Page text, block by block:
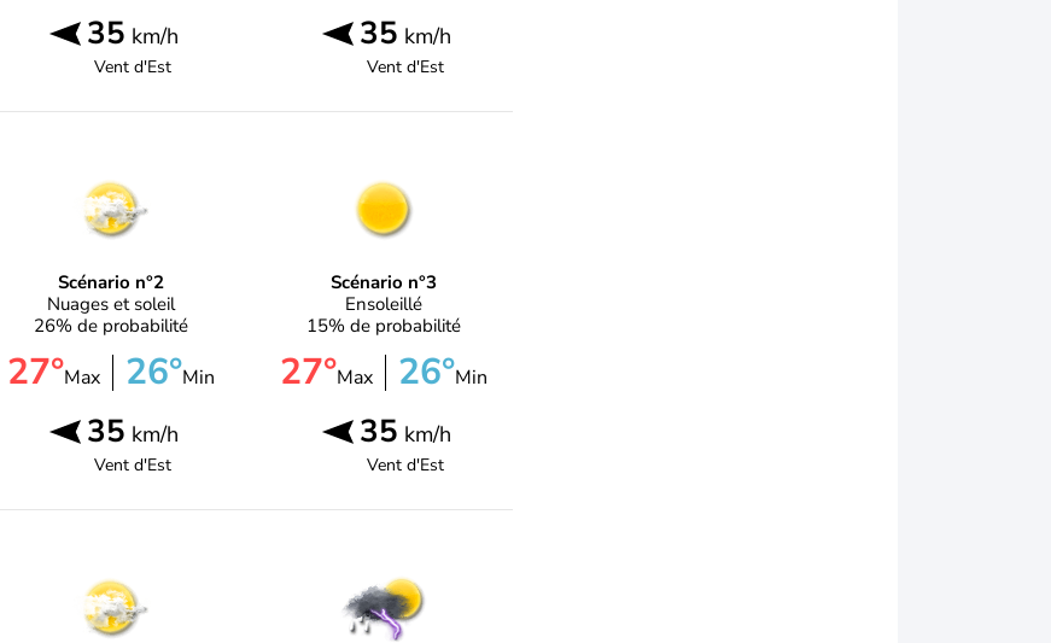
35 km/h
Vent d'Est
35 km/h
Vent d'Est
Scénario n°2
Nuages et soleil
26% de probabilité
27°Max 26°Min
35 km/h
Vent d'Est
Scénario n°3
Ensoleillé
15% de probabilité
27°Max 26°Min
35 km/h
Vent d'Est